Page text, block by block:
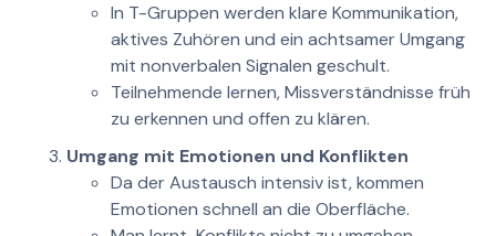
In T-Gruppen werden klare Kommunikation,
aktives Zuhören und ein achtsamer Umgang
mit nonverbalen Signalen geschult.
Teilnehmende lernen, Missverständnisse früh
zu erkennen und offen zu klären.
Umgang mit Emotionen und Konflikten
Da der Austausch intensiv ist, kommen
Emotionen schnell an die Oberfläche.